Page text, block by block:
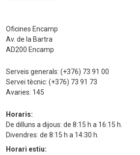
Oficines Encamp
Av. de la Bartra
AD200 Encamp
Serveis generals: (+376) 73 91 00
Servei tècnic: (+376) 73 91 73
Avaries: 145
Horaris:
De dilluns a dijous: de 8:15 h a 16:15 h.
Divendres: de 8:15 h a 14:30 h.
Horari estiu: